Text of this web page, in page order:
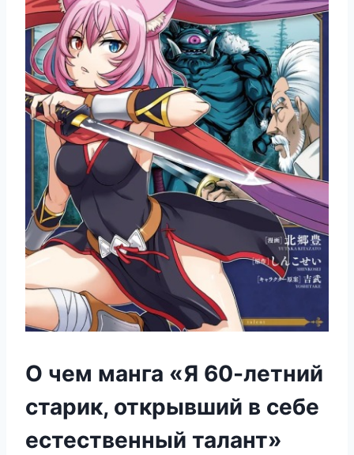
О чем манга «Я 60-летний
старик, открывший в себе
естественный талант»